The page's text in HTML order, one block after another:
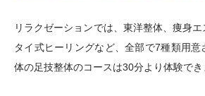
リラクゼーションでは、東洋整体、痩身エ
タイ式ヒーリングなど、全部で7種類用
体の足技整体のコースは30分より体験でき